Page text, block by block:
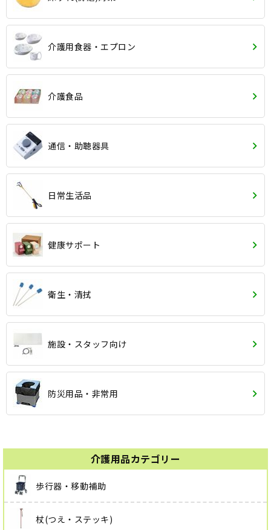
介護用品カテゴリー
歩行器・移動補助
杖(つえ・ステッキ)
介護用食器・エプロン
介護食品
通信・助聴器具
日常生活品
健康サポート
衛生・清拭
施設・スタッフ向け
防災用品・非常用